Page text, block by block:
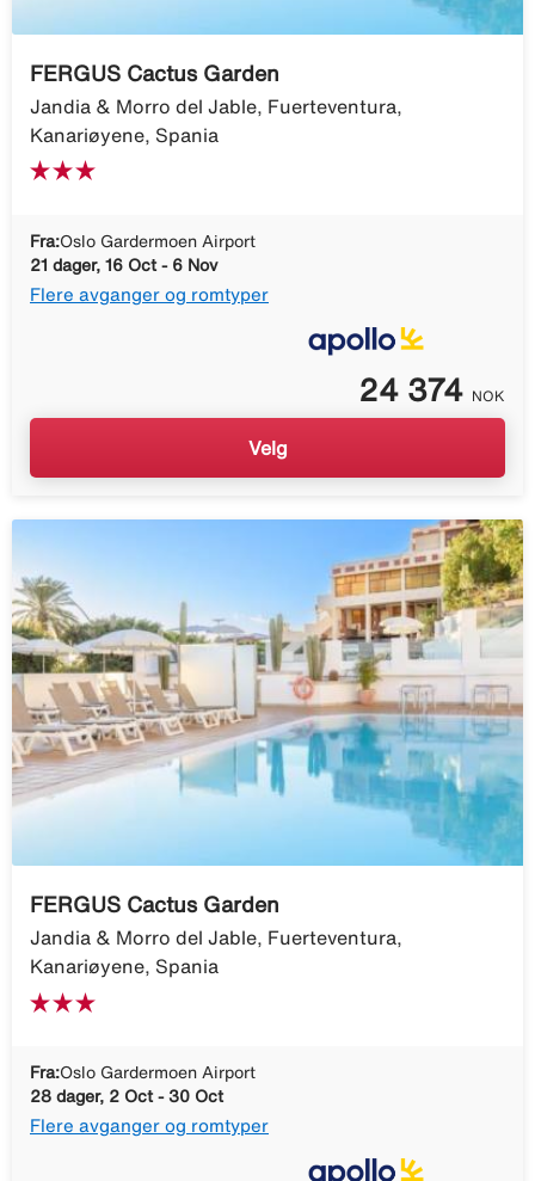
FERGUS Cactus Garden
Jandia & Morro del Jable, Fuerteventura,
Kanariøyene, Spania
Fra:Oslo Gardermoen Airport
21 dager, 16 Oct - 6 Nov
Flere avganger og romtyper
24 374 NOK
Velg
FERGUS Cactus Garden
Jandia & Morro del Jable, Fuerteventura,
Kanariøyene, Spania
Fra:Oslo Gardermoen Airport
28 dager, 2 Oct - 30 Oct
Flere avganger og romtyper